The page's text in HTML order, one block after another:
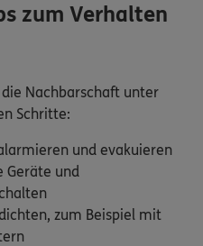
zum Verhalten
Nachbarschaft unter
Schritte:
und evakuieren
Geräte und
zum Beispiel mit